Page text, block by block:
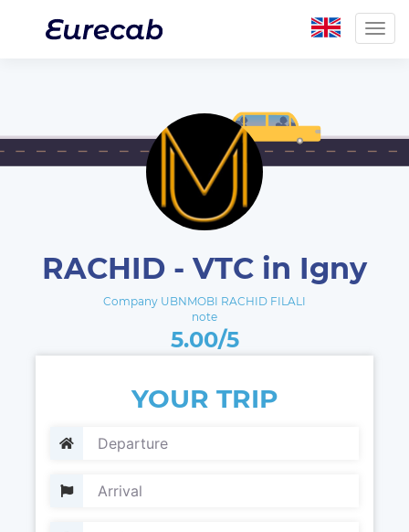
RACHID - VTC in Igny
Company UBNMOBI RACHID FILALI
note
5.00/5
YOUR TRIP